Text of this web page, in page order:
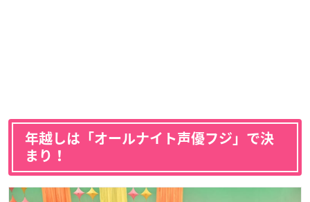
年越しは「オールナイト声優フジ」で決
まり！